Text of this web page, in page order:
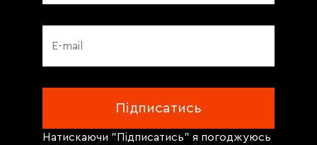
Натискаючи "Підписатись" я погоджуюсь